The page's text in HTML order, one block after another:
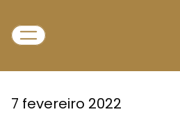
7 fevereiro 2022